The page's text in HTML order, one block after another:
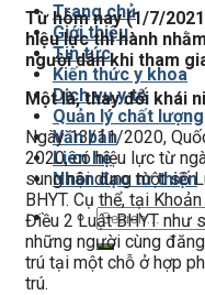
Trang chủ
Giới thiệu
Tin tức
Kiến thức y khoa
Dịch vụ y tế
Quản lý chất lượng
Văn bản
Liên hệ
Nhân đạo từ thiện
Từ hôm nay (1/7/
hiệu lực thi hành
người dân khi tham
Một là, thay đổi khái
Ngày 13/11/2020,
2020, có hiệu lực từ
sung nội dung một số
BHYT. Cụ thể, tại
Điều 2 Luật BHYT như
những người cùng
trú tại một chỗ ở hợp
trú.